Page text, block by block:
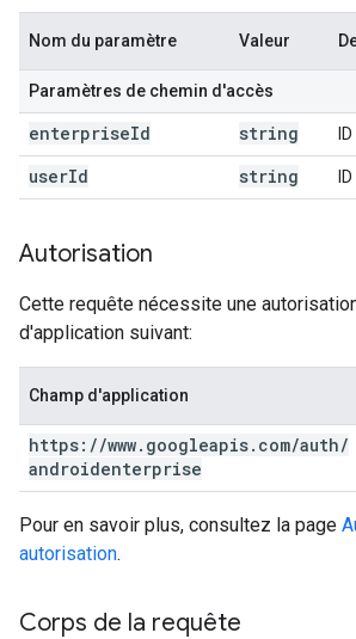
Nom du paramètre Valeur
Paramètres de chemin d'accès
enterpriseId string
userId string
Autorisation
Cette requête nécessite une
d'application suivant:
Champ d'application
https: //www. googleapis. com/auth/
androidenterprise
Pour en savoir plus, consultez la page
autorisation.
Corps de la requête